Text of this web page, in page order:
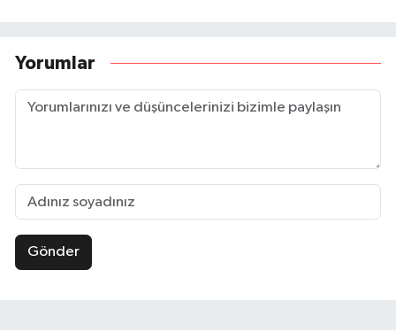
Yorumlar
Gönder